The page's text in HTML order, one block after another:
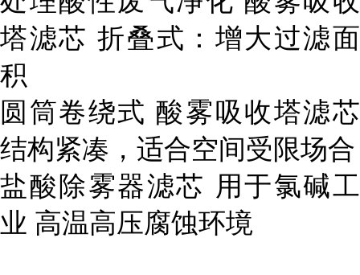
塔滤芯 折叠式：增大过滤面
积
圆筒卷绕式 酸雾吸收塔滤芯
结构紧凑，适合空间受限场合
盐酸除雾器滤芯 用于氯碱工
业 高温高压腐蚀环境